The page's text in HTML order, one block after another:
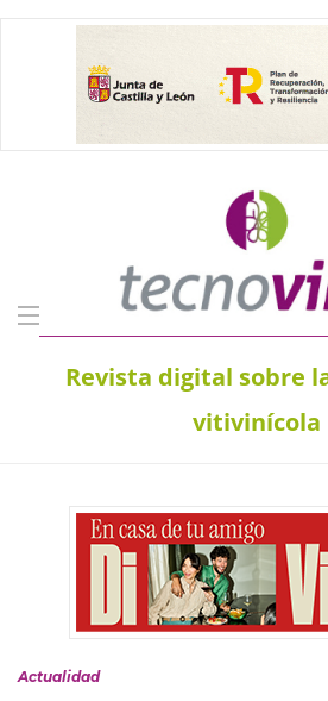
Revista digital sobre
vitivinícola
Actualidad